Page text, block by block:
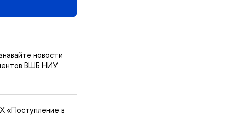
новости
ВШБ НИУ
«Поступление в